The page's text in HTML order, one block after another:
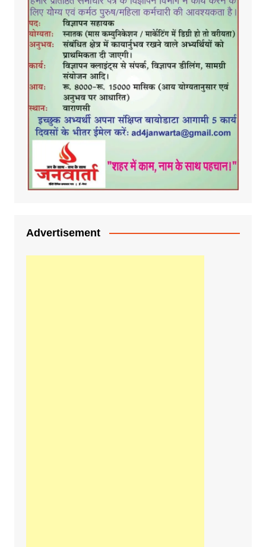
Advertisement